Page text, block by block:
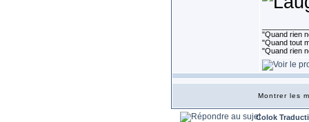
"Quand rien
"Quand tout
"Quand rien
Montrer les
Colok